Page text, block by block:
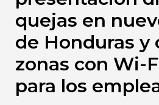
Gildan y HanesBrands
inicio
quejas en
de Honduras y
zonas con Wi-
para los